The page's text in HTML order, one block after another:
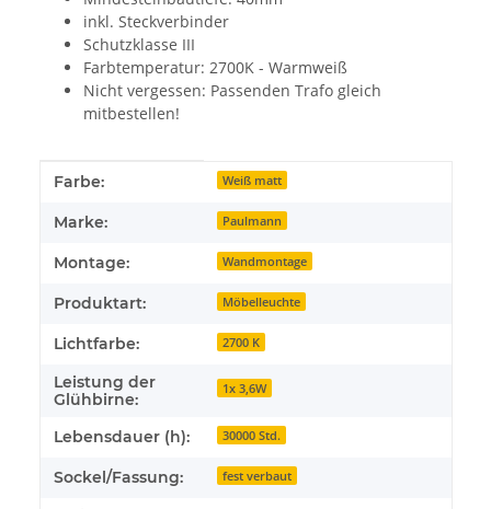
inkl. Steckverbinder
Schutzklasse III
Farbtemperatur: 2700K - Warmweiß
Nicht vergessen: Passenden Trafo gleich
mitbestellen!
Produkteigenschaft
Wert
Farbe: Weiß matt
Marke: Paulmann
Montage: Wandmontage
Produktart: Möbelleuchte
Lichtfarbe: 2700 K
Leistung der
Glühbirne:
1x 3,6W
Lebensdauer (h): 30000 Std.
Sockel/Fassung: fest verbaut